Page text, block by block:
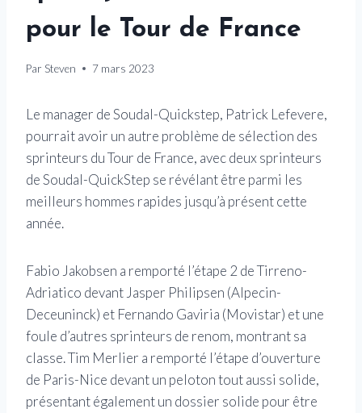
pour le Tour de France
Par Steven 7 mars 2023
Le manager de Soudal-Quickstep, Patrick Lefevere,
pourrait avoir un autre problème de sélection des
sprinteurs du Tour de France, avec deux sprinteurs
de Soudal-QuickStep se révélant être parmi les
meilleurs hommes rapides jusqu’à présent cette
année.
Fabio Jakobsen a remporté l’étape 2 de Tirreno-
Adriatico devant Jasper Philipsen (Alpecin-
Deceuninck) et Fernando Gaviria (Movistar) et une
foule d’autres sprinteurs de renom, montrant sa
classe. Tim Merlier a remporté l’étape d’ouverture
de Paris-Nice devant un peloton tout aussi solide,
présentant également un dossier solide pour être